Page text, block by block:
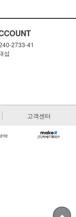
2733-41
섭
고객센터